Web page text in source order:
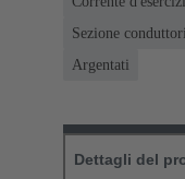
Sezione
Argentati
Dettagli del